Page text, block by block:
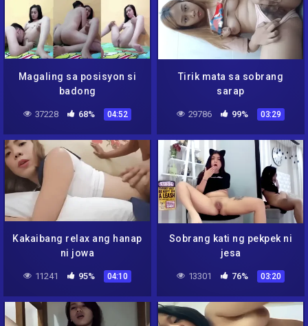
Magaling sa posisyon si
badong
37228 68% 04:52
Tirik mata sa sobrang
sarap
29786 99% 03:29
Kakaibang relax ang hanap
ni jowa
11241 95% 04:10
Sobrang kati ng pekpek ni
jesa
13301 76% 03:20